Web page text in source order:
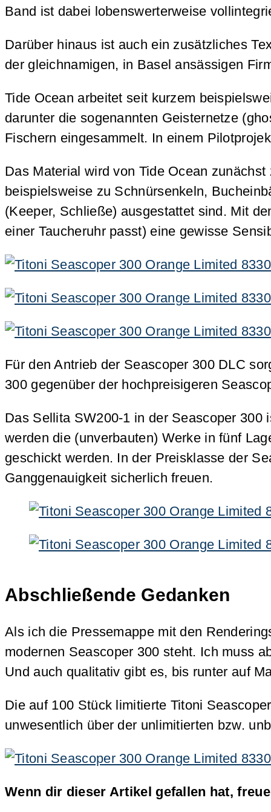
Band ist dabei lobenswerterweise
Darüber hinaus ist auch ein zusätzliches
der gleichnamigen, in Basel ansässigen
Tide Ocean arbeitet seit kurzem
darunter die sogenannten Geisternetze
Fischern eingesammelt. In einem
Das Material wird von Tide Ocean
beispielsweise zu Schnürsenkeln,
(Keeper, Schließe) ausgestattet sind. Mit
einer Taucheruhr passt) eine gewisse
Für den Antrieb der Seascoper 300 DLC
300 gegenüber der hochpreisigeren
Das Sellita SW200-1 in der Seascoper
werden die (unverbauten) Werke in fünf
geschickt werden. In der Preisklasse der
Ganggenauigkeit sicherlich freuen.
Abschließende Gedanken
Als ich die Pressemappe mit den
modernen Seascoper 300 steht. Ich muss
Und auch qualitativ gibt es, bis runter auf
Die auf 100 Stück limitierte Titoni
unwesentlich über der unlimitierten bzw.
Wenn dir dieser Artikel gefallen hat,